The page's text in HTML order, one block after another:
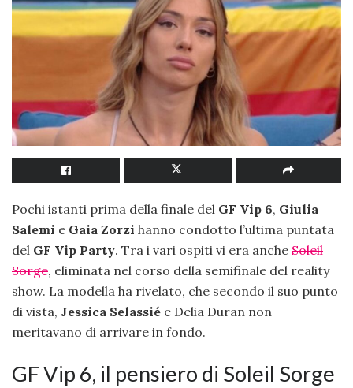
Pochi istanti prima della finale del GF Vip 6, Giulia
Salemi e Gaia Zorzi hanno condotto l’ultima puntata
del GF Vip Party. Tra i vari ospiti vi era anche Soleil
Sorge, eliminata nel corso della semifinale del reality
show. La modella ha rivelato, che secondo il suo punto
di vista, Jessica Selassié e Delia Duran non
meritavano di arrivare in fondo.
GF Vip 6, il pensiero di Soleil Sorge